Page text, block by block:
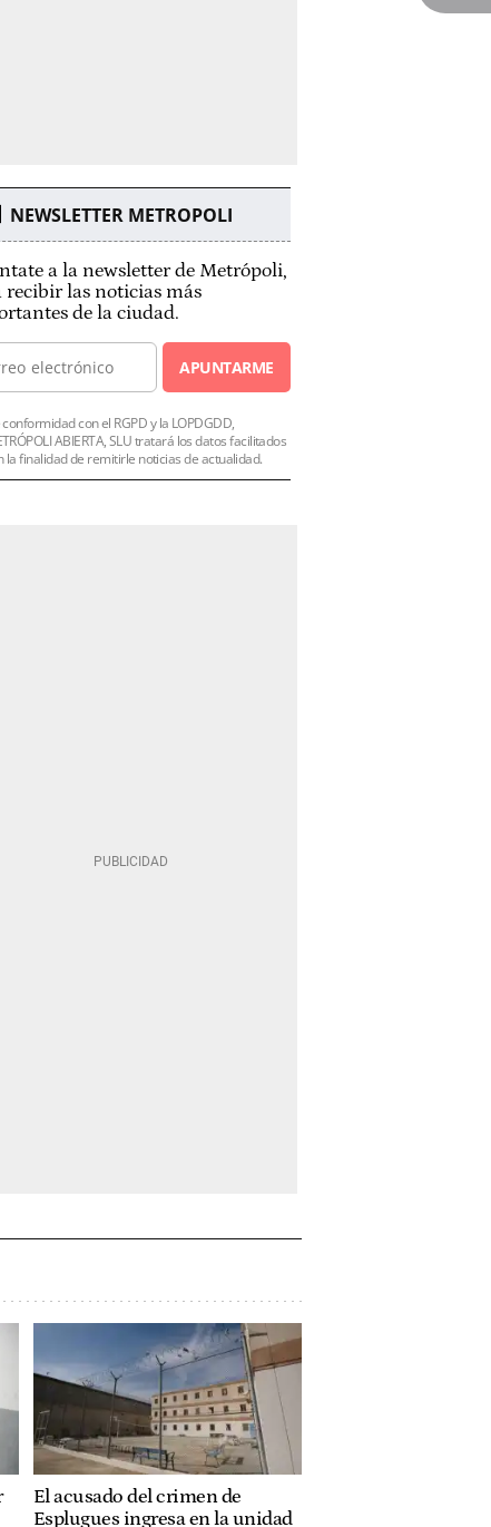
NEWSLETTER METROPOLI
a la newsletter de Metrópoli,
recibir las noticias más
de la ciudad.
APUNTARME
conformidad con el RGPD y la LOPDGDD,
ABIERTA, SLU tratará los datos facilitados
la finalidad de remitirle noticias de actualidad.
El acusado del crimen de
Esplugues ingresa en la unidad